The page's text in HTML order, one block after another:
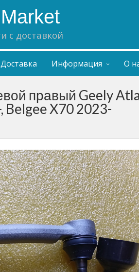
с доставкой
Доставка Информация О
правый Geely
Belgee X70 2023-